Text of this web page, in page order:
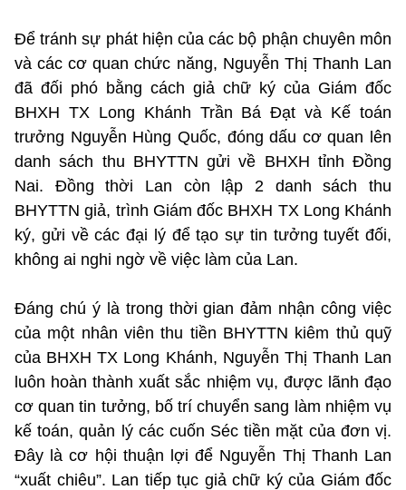
Để tránh sự phát hiện của các bộ phận chuyên môn
và các cơ quan chức năng, Nguyễn Thị Thanh Lan
đã đối phó bằng cách giả chữ ký của Giám đốc
BHXH TX Long Khánh Trần Bá Đạt và Kế toán
trưởng Nguyễn Hùng Quốc, đóng dấu cơ quan lên
danh sách thu BHYTTN gửi về BHXH tỉnh Đồng
Nai. Đồng thời Lan còn lập 2 danh sách thu
BHYTTN giả, trình Giám đốc BHXH TX Long Khánh
ký, gửi về các đại lý để tạo sự tin tưởng tuyết đối,
không ai nghi ngờ về việc làm của Lan.
Đáng chú ý là trong thời gian đảm nhận công việc
của một nhân viên thu tiền BHYTTN kiêm thủ quỹ
của BHXH TX Long Khánh, Nguyễn Thị Thanh Lan
luôn hoàn thành xuất sắc nhiệm vụ, được lãnh đạo
cơ quan tin tưởng, bố trí chuyển sang làm nhiệm vụ
kế toán, quản lý các cuốn Séc tiền mặt của đơn vị.
Đây là cơ hội thuận lợi để Nguyễn Thị Thanh Lan
“xuất chiêu”. Lan tiếp tục giả chữ ký của Giám đốc